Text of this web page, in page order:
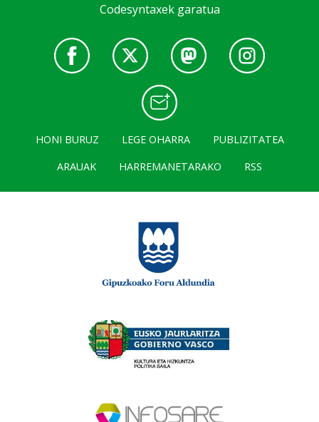
Codesyntaxek garatua
HONI BURUZ LEGE OHARRA
PUBLIZITATEA
ARAUAK
HARREMANETARAKO RSS